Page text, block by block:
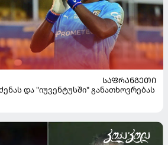
ᲡᲐᲤᲠᲐᲜᲒᲔᲗᲘ
და "იუვენტუსში" განათხოვრებას